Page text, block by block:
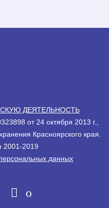
ДЕЯТЕЛЬНОСТЬ
от 24 октября 2013 г.,
Красноярского края.
2001-2019
данных